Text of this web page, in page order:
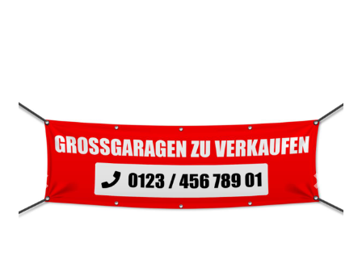
Previous Next